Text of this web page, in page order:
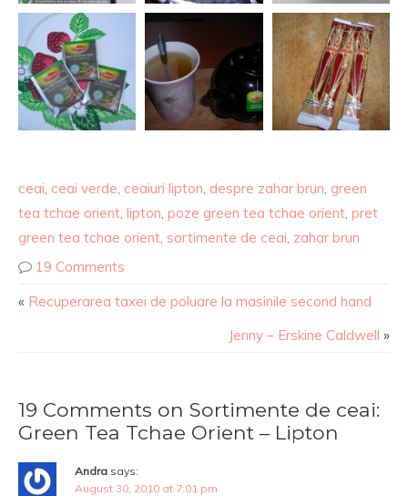
ceai, ceai verde, ceaiuri lipton, despre zahar brun, green
tea tchae orient, lipton, poze green tea tchae orient, pret
green tea tchae orient, sortimente de ceai, zahar brun
19 Comments
« Recuperarea taxei de poluare la masinile second hand
Jenny – Erskine Caldwell »
19 Comments on Sortimente de ceai:
Green Tea Tchae Orient – Lipton
Andra says:
August 30, 2010 at 7:01 pm